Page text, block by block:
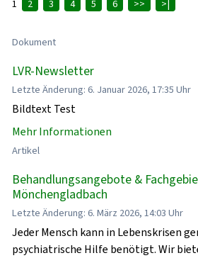
1 2 3 4 5 6 >> >|
Dokument
LVR-Newsletter
Letzte Änderung: 6. Januar 2026, 17:35 Uhr
Bildtext Test
Mehr Informationen
Artikel
Behandlungsangebote &
Mönchengladbach
Letzte Änderung: 6. März 2026, 14:03 Uhr
Jeder Mensch kann in Lebenskrisen
psychiatrische Hilfe benötigt. Wir